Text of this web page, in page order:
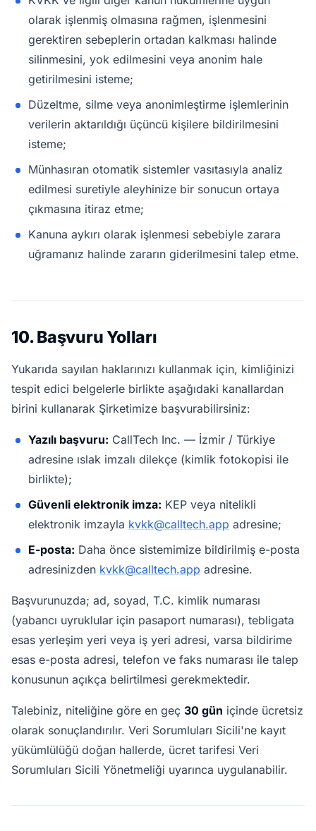
olarak işlenmiş olmasına rağmen, işlenmesini
gerektiren sebeplerin ortadan kalkması halinde
silinmesini, yok edilmesini veya anonim hale
getirilmesini isteme;
Düzeltme, silme veya anonimleştirme işlemlerinin
verilerin aktarıldığı üçüncü kişilere bildirilmesini
isteme;
Münhasıran otomatik sistemler vasıtasıyla analiz
edilmesi suretiyle aleyhinize bir sonucun ortaya
çıkmasına itiraz etme;
Kanuna aykırı olarak işlenmesi sebebiyle zarara
uğramanız halinde zararın giderilmesini talep etme.
10. Başvuru Yolları
Yukarıda sayılan haklarınızı kullanmak için, kimliğinizi
tespit edici belgelerle birlikte aşağıdaki kanallardan
birini kullanarak Şirketimize başvurabilirsiniz:
Yazılı başvuru: CallTech Inc. — İzmir / Türkiye
adresine ıslak imzalı dilekçe (kimlik fotokopisi ile
birlikte);
Güvenli elektronik imza: KEP veya nitelikli
elektronik imzayla kvkk@calltech.app adresine;
E-posta: Daha önce sistemimize bildirilmiş e-posta
adresinizden kvkk@calltech.app adresine.
Başvurunuzda; ad, soyad, T.C. kimlik numarası
(yabancı uyruklular için pasaport numarası), tebligata
esas yerleşim yeri veya iş yeri adresi, varsa bildirime
esas e-posta adresi, telefon ve faks numarası ile talep
konusunun açıkça belirtilmesi gerekmektedir.
Talebiniz, niteliğine göre en geç 30 gün içinde ücretsiz
olarak sonuçlandırılır. Veri Sorumluları Sicili'ne kayıt
yükümlülüğü doğan hallerde, ücret tarifesi Veri
Sorumluları Sicili Yönetmeliği uyarınca uygulanabilir.